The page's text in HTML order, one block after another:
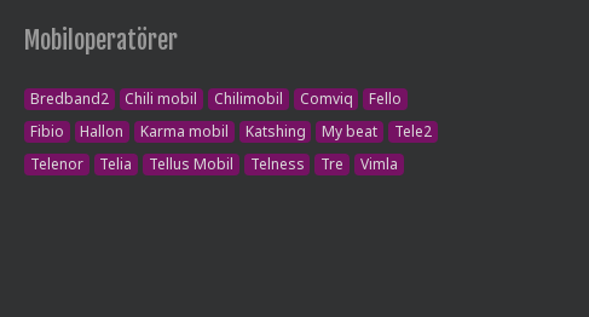
Mobiloperatörer
Bredband2 Chili mobil Chilimobil Comviq
Fello
Fibio
Hallon Karma mobil Katshing My beat
Tele2
Telenor
Telia Tellus Mobil Telness Tre Vimla